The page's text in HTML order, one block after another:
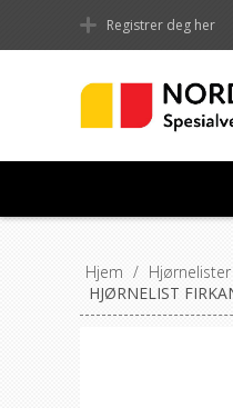
Registrer deg her
Hjem /
HJØRNELIST